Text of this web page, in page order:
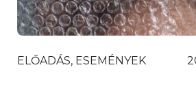
ELŐADÁS, ESEMÉNYEK